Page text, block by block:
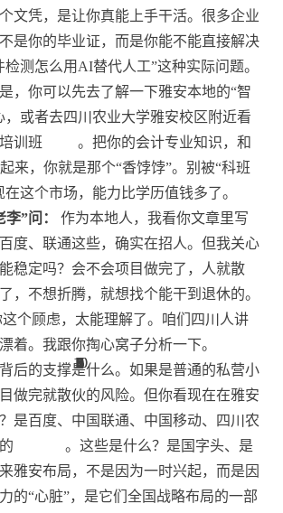
1
8
8
2
3
10
7
6
4
9
9
8
7
文凭，是让你真能上手干活。很多企业
是你的毕业证，而是你能不能直接解决
测怎么用AI替代人工”这种实际问题。
，你可以先去了解一下雅安本地的“智
，或者去四川农业大学雅安校区附近看
训班
6
9
。把你的会计专业知识，和
来，你就是那个“香饽饽”。别被“科班
在这个市场，能力比学历值钱多了。
”问：
作为本地人，我看你文章里写
度、联通这些，确实在招人。但我关心
稳定吗？会不会项目做完了，人就散
，不想折腾，就想找个能干到退休的。
个顾虑，太能理解了。咱们四川人讲
着。我跟你掏心窝子分析一下。
后的支撑是什么。如果是普通的私营小
做完就散伙的风险。但你看现在在雅安
是百度、中国联通、中国移动、四川农
1
2
5
。这些是什么？是国字头、是
雅安布局，不是因为一时兴起，而是因
的“心脏”，是它们全国战略布局的一部
2
10
4
2
1
5
8